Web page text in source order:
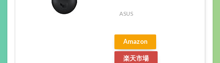
ASUS
Amazon
楽天市場